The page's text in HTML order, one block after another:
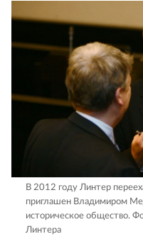
В 2012 году Линтер
приглашен Владимиром
историческое общество.
Линтера